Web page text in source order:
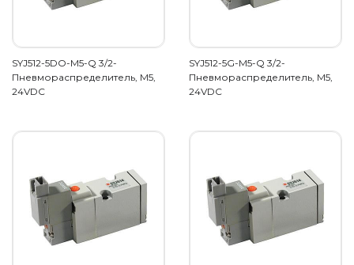
SYJ512-5DO-M5-Q 3/2-
Пневмораспределитель, М5,
24VDC
SYJ512-5G-M5-Q 3/2-
Пневмораспределитель, М5,
24VDC